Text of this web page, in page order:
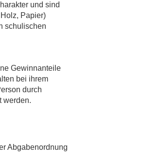
und sind
Papier)
schulischen
Gewinnanteile
bei ihrem
durch
werden.
Abgabenordnung